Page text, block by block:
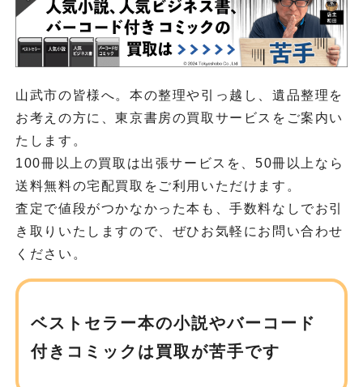
山武市の皆様へ。本の整理や引っ越し、遺品整理を
お考えの方に、東京書房の買取サービスをご案内い
たします。
100冊以上の買取は出張サービスを、50冊以上なら
送料無料の宅配買取をご利用いただけます。
査定で値段がつかなかった本も、手数料なしでお引
き取りいたしますので、ぜひお気軽にお問い合わせ
ください。
ベストセラー本の小説やバーコード
付きコミックは買取が苦手です